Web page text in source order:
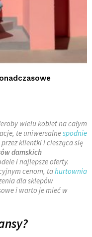
wielu kobiet na całym
te uniwersalnespodnie
klientki i ciesząca się
damskich
i najlepsze oferty.
cenom, tahurtownia
dla sklepów
i warto je mieć w